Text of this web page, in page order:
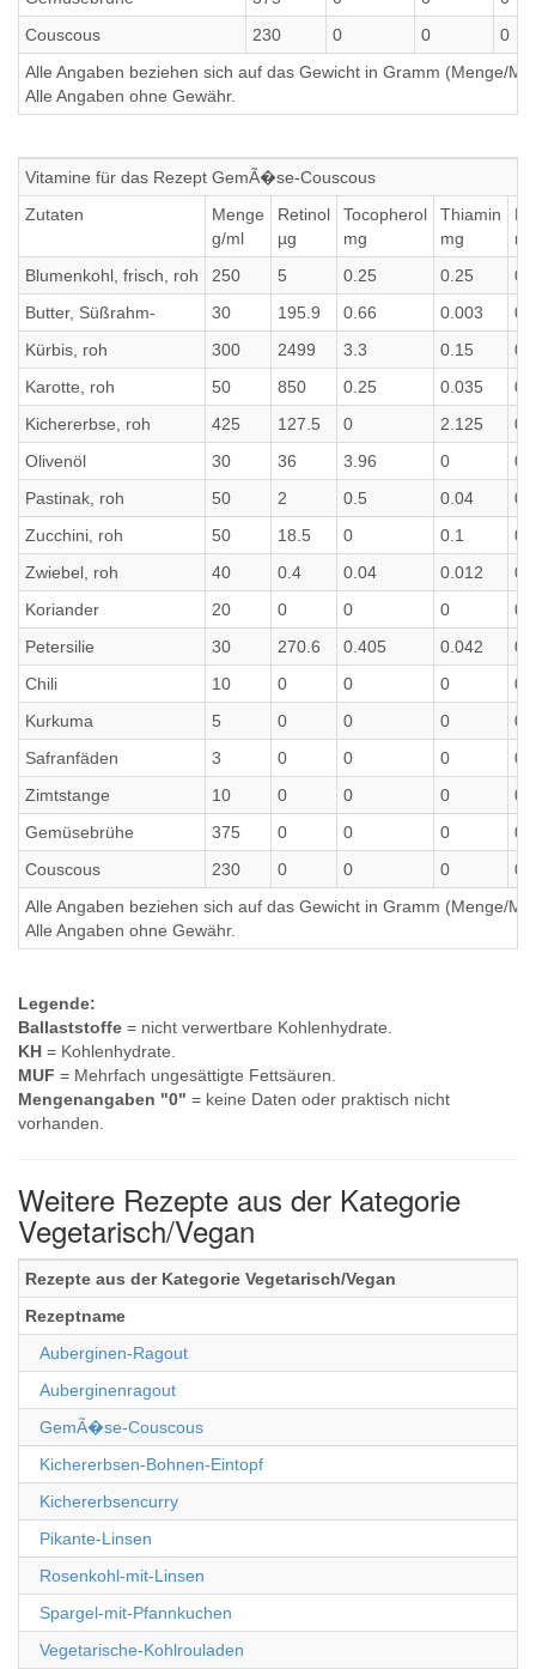
Couscous
230 0 0
0
Alle Angaben beziehen sich auf das Gewicht in Gramm (Menge/
Alle Angaben ohne Gewähr.
Vitamine für das Rezept GemÃ�se-Couscous
Zutaten
Menge
g/ml
Retinol
µg
Tocopherol
mg
Thiamin
mg
Blumenkohl, frisch, roh
250 5 0.25 0.25
Butter, Süßrahm-
30 195.9 0.66 0.003
Kürbis, roh
300 2499 3.3 0.15
Karotte, roh
50 850 0.25 0.035
Kichererbse, roh
425 127.5 0 2.125
Olivenöl
30 36 3.96 0
0
Pastinak, roh
50 2 0.5 0.04
Zucchini, roh
50 18.5 0 0.1
Zwiebel, roh
40 0.4 0.04 0.012
Koriander
20 0 0 0
0
Petersilie
30 270.6 0.405 0.042
Chili
10 0 0 0
0
Kurkuma
5 0 0 0
0
Safranfäden
3 0 0 0
0
Zimtstange
10 0 0 0
0
Gemüsebrühe
375 0 0 0
0
Couscous
230 0 0 0
0
Alle Angaben beziehen sich auf das Gewicht in Gramm (Menge/
Alle Angaben ohne Gewähr.
Legende:
Ballaststoffe = nicht verwertbare Kohlenhydrate.
KH = Kohlenhydrate.
MUF = Mehrfach ungesättigte Fettsäuren.
Mengenangaben "0" = keine Daten oder praktisch nicht
vorhanden.
Weitere Rezepte aus der Kategorie
Vegetarisch/Vegan
Rezepte aus der Kategorie Vegetarisch/Vegan
Rezeptname
Auberginen-Ragout
Auberginenragout
GemÃ�se-Couscous
Kichererbsen-Bohnen-Eintopf
Kichererbsencurry
Pikante-Linsen
Rosenkohl-mit-Linsen
Spargel-mit-Pfannkuchen
Vegetarische-Kohlrouladen